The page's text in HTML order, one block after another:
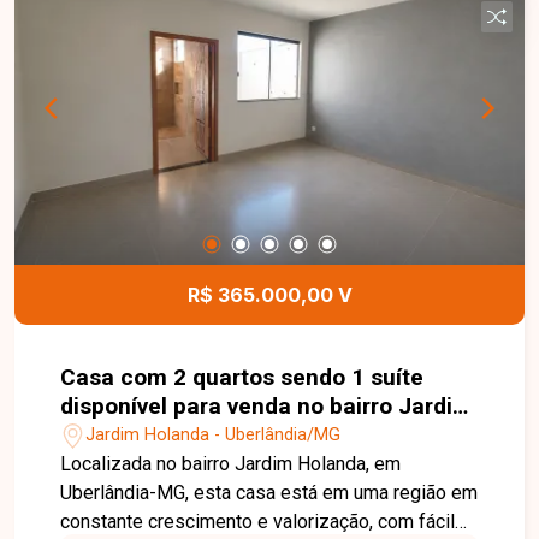
sendo ideal para quem busca conforto e
praticidade em um imóvel de primeira locação.
Uma excelente oportunidade para morar em um
apartamento novo, em uma região em plena
valorização de Uberlândia. Entre em contato e
agende sua visita!
R$ 365.000,00 V
Casa com 2 quartos sendo 1 suíte
disponível para venda no bairro Jardim
Holanda em Uberlândia-MG
Jardim Holanda - Uberlândia/MG
Localizada no bairro Jardim Holanda, em
Uberlândia-MG, esta casa está em uma região em
constante crescimento e valorização, com fácil